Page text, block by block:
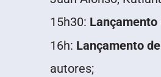
15h30: Lançamento
16h: Lançamento
autores;